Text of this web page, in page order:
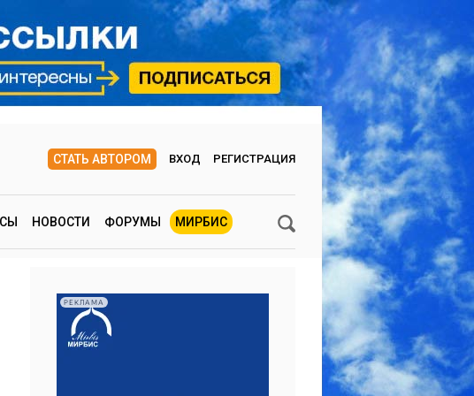
СТАТЬ АВТОРОМ ВХОД РЕГИСТРАЦИЯ
НОВОСТИ ФОРУМЫ МИРБИС
РЕКЛАМА